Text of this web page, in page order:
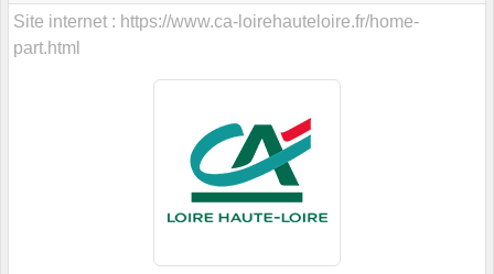
Site internet : https://www.ca-loirehauteloire.fr/home-
part.html